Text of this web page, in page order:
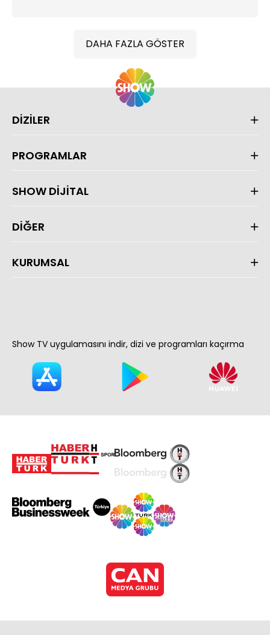
DAHA FAZLA GÖSTER
DİZİLER
PROGRAMLAR
SHOW DİJİTAL
DİĞER
KURUMSAL
Show TV uygulamasını indir, dizi ve programları kaçırma